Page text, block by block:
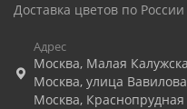
Доставка цветов по
Адрес
Москва, Малая
Москва, улица
Москва, Краснопрудная